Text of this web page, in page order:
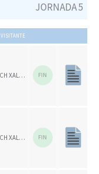
JORNADA 5
VISITANTE
CH XALOC FIN
CH XALOC FIN